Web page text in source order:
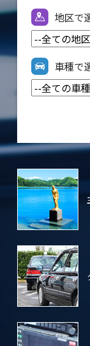
地区で
車種で